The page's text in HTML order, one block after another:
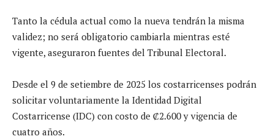
Tanto la cédula actual como la nueva tendrán la misma
validez; no será obligatorio cambiarla mientras esté
vigente, aseguraron fuentes del Tribunal Electoral.
Desde el 9 de setiembre de 2025 los costarricenses podrán
solicitar voluntariamente la Identidad Digital
Costarricense (IDC) con costo de ₡2.600 y vigencia de
cuatro años.